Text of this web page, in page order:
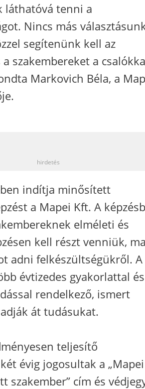
láthatóvá tenni a
Nincs más
segítenünk kell az
szakembereket a
Markovich Béla, a
hirdetés
indítja minősített
a Mapei Kft. A
elméleti és
kell részt venniük,
adni felkészültségükről. A
évtizedes gyakorlattal és
rendelkező, ismert
át tudásukat.
teljesítő
évig jogosultak a „Mapei
szakember” cím és